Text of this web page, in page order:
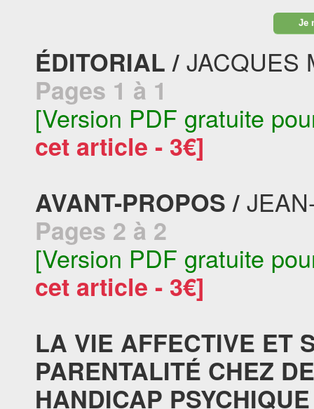
Je
ÉDITORIAL / JACQUES
Pages 1 à 1
[Version PDF gratuite
cet article - 3€]
AVANT-PROPOS /
Pages 2 à 2
[Version PDF gratuite
cet article - 3€]
LA VIE AFFECTIVE ET
PARENTALITÉ CHEZ
HANDICAP